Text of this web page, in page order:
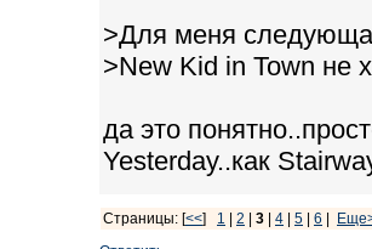
>Для меня
>New Kid in Town не
да это
Yesterday..как
Страницы: [<<] 1 2 3 4 5 6